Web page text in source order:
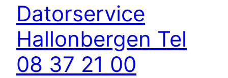
Datorservice
Hallonbergen Tel
08 37 21 00